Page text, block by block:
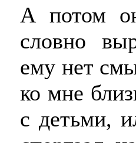
А потом
словно
ему нет
ко мне
с детьми,